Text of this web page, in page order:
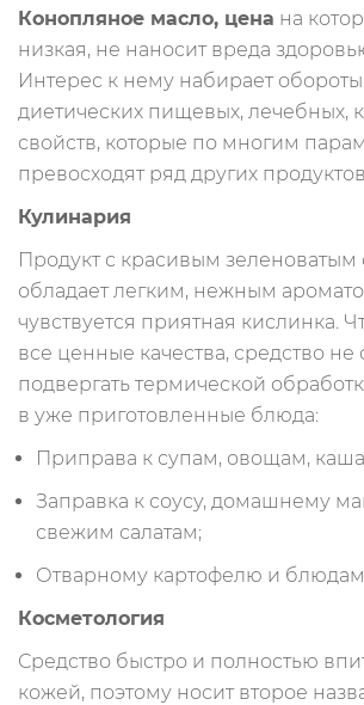
Конопляное масло, цена на
низкая, не наносит вреда
Интерес к нему набирает
диетических пищевых, лечебных,
свойств, которые по многим
превосходят ряд других продуктов.
Кулинария
Продукт с красивым зеленоватым
обладает легким, нежным
чувствуется приятная кислинка.
все ценные качества, средство не
подвергать термической
в уже приготовленные блюда:
Приправа к супам, овощам,
Заправка к соусу, домашнему
свежим салатам;
Отварному картофелю и блюдам
Косметология
Средство быстро и полностью
кожей, поэтому носит второе